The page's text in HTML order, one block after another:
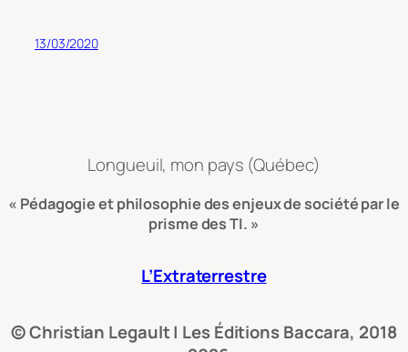
13/03/2020
Longueuil, mon pays (Québec)
« Pédagogie et philosophie des enjeux de société par le
prisme des TI. »
L’Extraterrestre
© Christian Legault | Les Éditions Baccara, 2018